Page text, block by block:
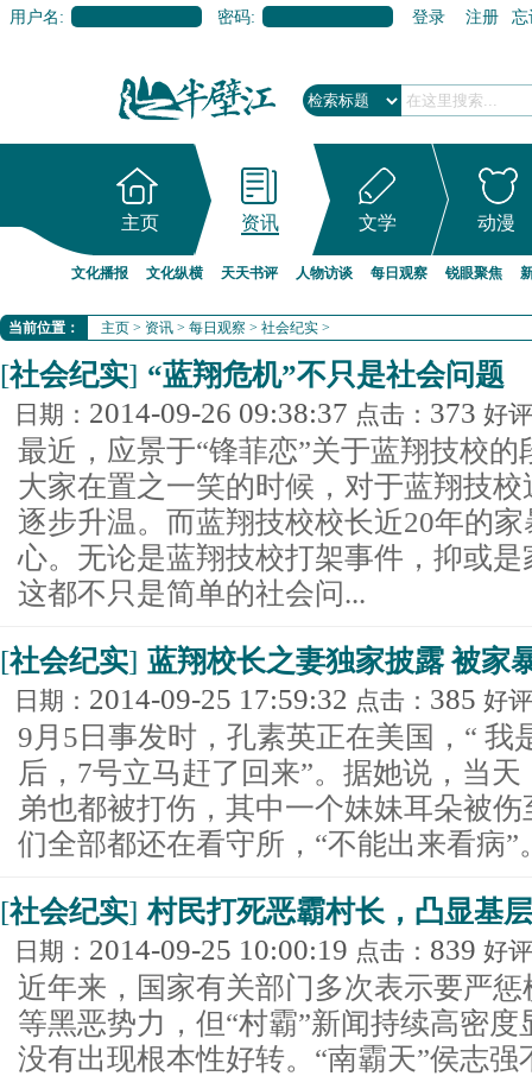
用户名: 密码: 登录 注册 忘
主页 资讯 文学 动漫
文化播报 文化纵横 天天书评 人物访谈 每日观察 锐眼聚焦
当前位置： 主页 > 资讯 > 每日观察 > 社会纪实 >
[社会纪实] “蓝翔危机”不只是社会问题
日期： 2014-09-26 09:38:37 点击： 373 好
最近，应景于“锋菲恋”关于蓝翔技校
大家在置之一笑的时候，对于蓝翔技
逐步升温。而蓝翔技校校长近20年的
心。无论是蓝翔技校打架事件，抑或
这都不只是简单的社会问...
[社会纪实] 蓝翔校长之妻独家披露 被家
日期： 2014-09-25 17:59:32 点击： 385 好
9月5日事发时，孔素英正在美国，“ 我
后，7号立马赶了回来”。据她说，当
弟也都被打伤，其中一个妹妹耳朵被
们全部都还在看守所，“不能出来看病”
[社会纪实] 村民打死恶霸村长，凸显基
日期： 2014-09-25 10:00:19 点击： 839 好
近年来，国家有关部门多次表示要严
等黑恶势力，但“村霸”新闻持续高密
没有出现根本性好转。“南霸天”侯志